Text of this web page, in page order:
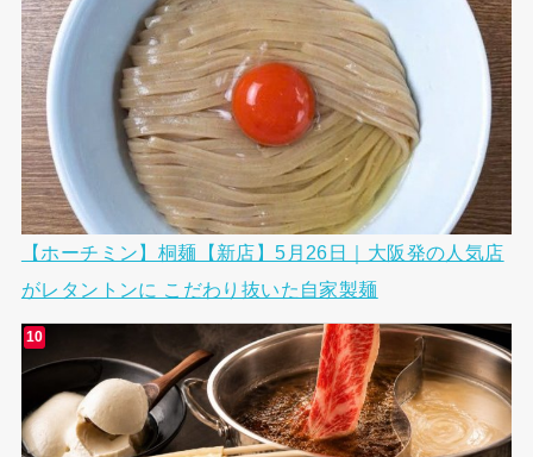
【ホーチミン】桐麺【新店】5月26日｜大阪発の人気店
がレタントンに こだわり抜いた自家製麺